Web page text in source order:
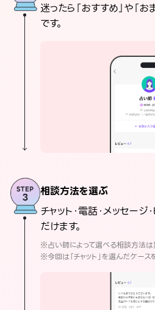
迷ったら「おすすめ」や「
です。
相談方法を選ぶ
チャット・電話・メッセー
だけます。
※占い師によって選べる相談方法は
※今回は「チャット」を選んだケース